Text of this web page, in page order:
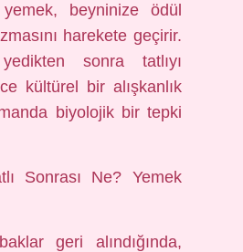
beyninize ödül
harekete geçirir.
sonra tatlıyı
kültürel bir alışkanlık
biyolojik bir tepki
Sonrası Ne? Yemek
geri alındığında,